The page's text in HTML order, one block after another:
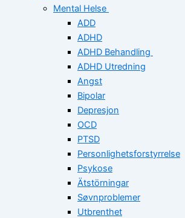
Mental Helse
ADD
ADHD
ADHD Behandling
ADHD Utredning
Angst
Bipolar
Depresjon
OCD
PTSD
Personlighetsforstyrrelse
Psykose
Ätstörningar
Søvnproblemer
Utbrenthet